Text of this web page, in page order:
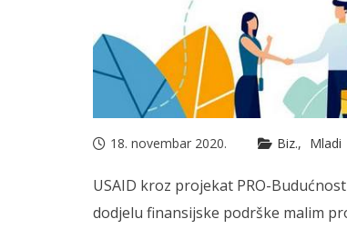
18. novembar 2020. Biz. Mladi
USAID kroz projekat PRO-
dodjelu finansijske podrške malim